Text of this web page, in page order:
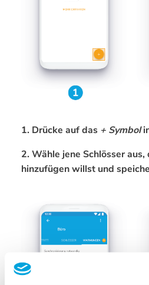
1. Drücke auf das + Symbol
2. Wähle jene Schlösser
hinzufügen willst und